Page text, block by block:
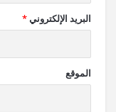
البريد الإلكتروني*
الموقع